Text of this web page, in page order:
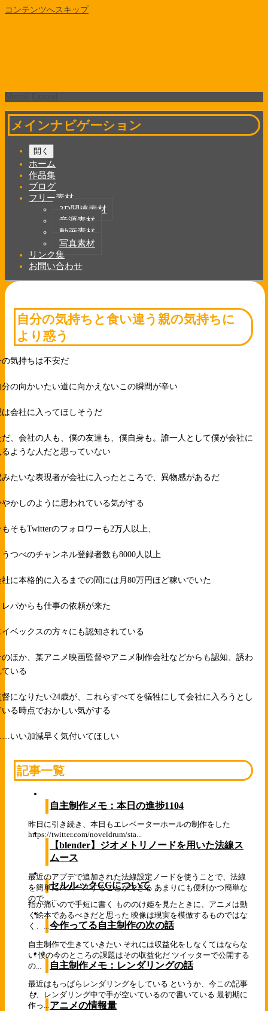
コンテンツへスキップ
メインナビゲーション
開く
ホーム
作品集
ブログ
フリー素材
3D関連素材
音源素材
動画素材
写真素材
リンク集
お問い合わせ
自分の気持ちと食い違う親の気持ちに
より惑う
の気持ちは不安だ
分の向かいたい道に向かえないこの瞬間が辛い
は会社に入ってほしそうだ
だ、会社の人も、僕の友達も、僕自身も。誰一人として僕が会社に
るような人だと思っていない
みたいな表現者が会社に入ったところで、異物感があるだ
やかしのように思われている気がする
もそもTwitterのフォロワーも2万人以上、
うつべのチャンネル登録者数も8000人以上
社に本格的に入るまでの間には月80万円ほど稼いでいた
レパからも仕事の依頼が来た
イベックスの方々にも認知されている
のほか、某アニメ映画監督やアニメ制作会社などからも認知、誘わ
ている
督になりたい24歳が、これらすべてを犠牲にして会社に入ろうとし
いる時点でおかしい気がする
いい加減早く気付いてほしい
記事一覧
自主制作メモ：本日の進捗1104
昨日に引き続き、本日もエレベーターホールの制作をした
https://twitter.com/noveldrum/sta...
【blender】ジオメトリノードを用いた法線ス
ムース
最近のアプデで追加された法線設定ノードを使うことで、法線
を簡単にスムースすることができる あまりにも便利かつ簡単な
ので、...
セルルックCGについて
指が痛いので手短に書く もののけ姫を見たときに、アニメは動
く絵本であるべきだと思った 映像は現実を模倣するものではな
く、... 今作ってる自主制作の次の話
自主制作で生きていきたい それには収益化をしなくてはならな
い 僕の今のところの課題はその収益化だ ツイッターで公開する
の...
自主制作メモ：レンダリングの話
最近はもっぱらレンダリングをしている というか、今この記事
も、レンダリング中で手が空いているので書いている 最初期に
作っ...アニメの情報量